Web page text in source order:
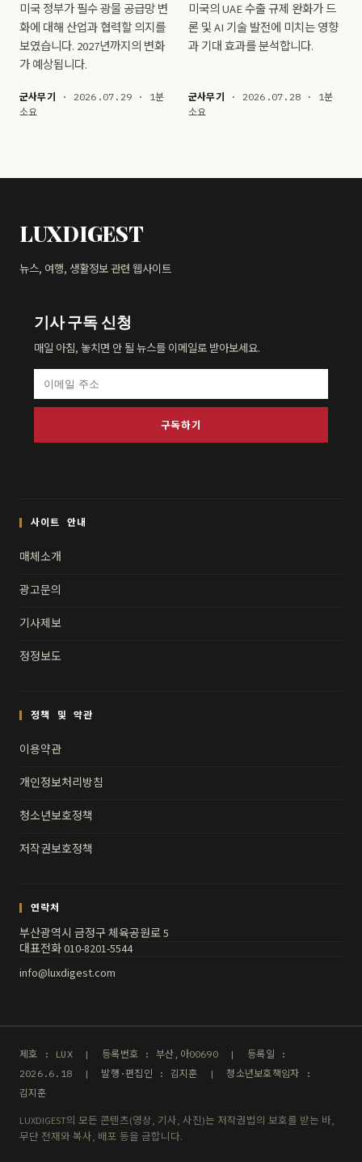
미국 정부가 필수 광물 공급망 변
화에 대해 산업과 협력할 의지를
보였습니다. 2027년까지의 변화
가 예상됩니다.
군사무기
· 2026.07.29 · 1분
소요
미국의 UAE 수출 규제 완화가 드
론 및 AI 기술 발전에 미치는 영향
과 기대 효과를 분석합니다.
군사무기
· 2026.07.28 · 1분
소요
LUXDIGEST
뉴스, 여행, 생활정보 관련 웹사이트
기사 구독 신청
매일 아침, 놓치면 안 될 뉴스를 이메일로 받아보세요.
구독하기
사이트 안내
매체소개
광고문의
기사제보
정정보도
정책 및 약관
이용약관
개인정보처리방침
청소년보호정책
저작권보호정책
연락처
부산광역시 금정구 체육공원로 5
대표전화 010-8201-5544
info@luxdigest.com
제호 : LUX | 등록번호 : 부산,아00690 | 등록일 :
2026.6.18 | 발행·편집인 : 김지훈 | 청소년보호책임자 :
김지훈
LUXDIGEST의 모든 콘텐츠(영상, 기사, 사진)는 저작권법의 보호를 받는 바,
무단 전재와 복사, 배포 등을 금합니다.